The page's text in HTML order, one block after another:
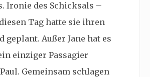
Ironie des Schicksals –
Tag hatte sie ihren
geplant. Außer Jane hat es
einziger Passagier
Gemeinsam schlagen